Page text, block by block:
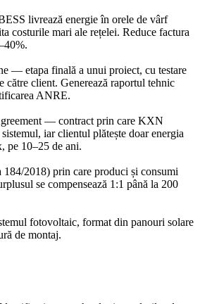
livrează energie în orele de vârf
costurile mari ale rețelei. Reduce factura
— etapa finală a unui proiect, cu testare
către client. Generează raportul tehnic
ANRE.
— contract prin care KXN
iar clientul plătește doar energia
pe 10–25 de ani.
184/2018) prin care produci și consumi
se compensează 1:1 până la 200
fotovoltaic, format din panouri solare
de montaj.